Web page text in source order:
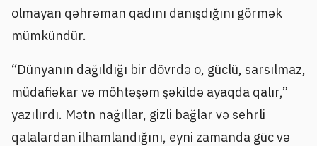
olmayan qəhrəman qadını danışdığını görmək
mümkündür.
“Dünyanın dağıldığı bir dövrdə o, güclü, sarsılmaz,
müdafiəkar və möhtəşəm şəkildə ayaqda qalır,”
yazılırdı. Mətn nağıllar, gizli bağlar və sehrli
qalalardan ilhamlandığını, eyni zamanda güc və